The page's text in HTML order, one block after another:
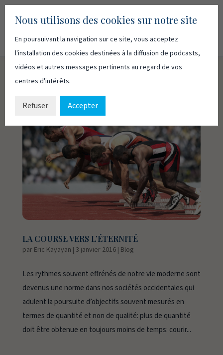
LA COURSE VERS L’ÉTERNITÉ
par Eric Kayayan | 3 janvier 2016| Blog
Les rythmes souvent effrénés de notre vie moderne sont
devenus une norme dans nos sociétés occidentales qui
adulent la poursuite d’objectifs souvent mesurés en
termes de quantité et non de qualité: plus de quantité
doit être obtenue en toujours moins de temps: courir...
Nous utilisons des cookies sur notre site
En poursuivant la navigation sur ce site, vous acceptez
l'installation des cookies destinées à la diffusion de podcasts,
vidéos et autres messages pertinents au regard de vos
centres d'intérêts.
Refuser Accepter